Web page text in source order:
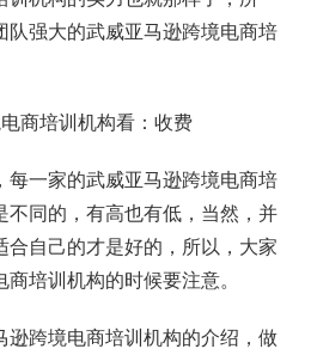
队强大的武威亚马逊跨境电商培
商培训机构看：收费
每一家的武威亚马逊跨境电商培
不同的，有高也有低，当然，并
自己的才是好的，所以，大家
培训机构的时候要注意。
逊跨境电商培训机构的介绍，做